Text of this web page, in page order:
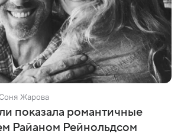
Соня Жарова
показала романтичные
Райаном Рейнольдсом